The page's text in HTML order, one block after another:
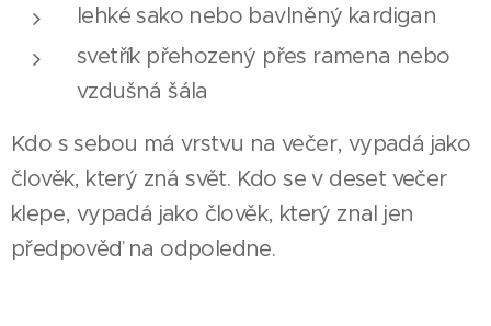
lehké sako nebo bavlněný kardigan
svetřík přehozený přes ramena nebo
vzdušná šála
Kdo s sebou má vrstvu na večer, vypadá jako
člověk, který zná svět. Kdo se v deset večer
klepe, vypadá jako člověk, který znal jen
předpověď na odpoledne.